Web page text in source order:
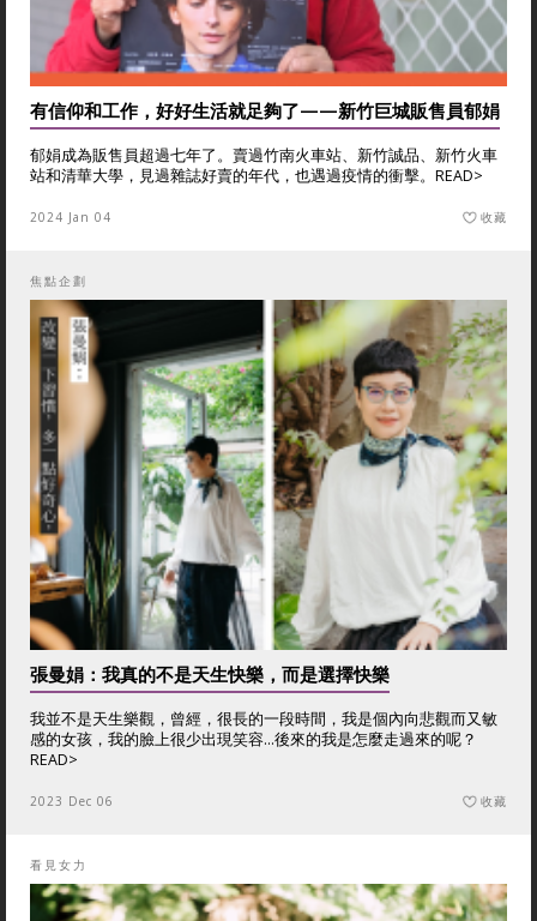
有信仰和工作，好好生活就足夠了——新竹巨城販售員郁娟
郁娟成為販售員超過七年了。賣過竹南火車站、新竹誠品、新竹火車
站和清華大學，見過雜誌好賣的年代，也遇過疫情的衝擊。 READ>
2024 Jan 04 收藏
焦點企劃
張曼娟：我真的不是天生快樂，而是選擇快樂
我並不是天生樂觀，曾經，很長的一段時間，我是個內向悲觀而又敏
感的女孩，我的臉上很少出現笑容...後來的我是怎麼走過來的呢？
READ>
2023 Dec 06 收藏
看見女力